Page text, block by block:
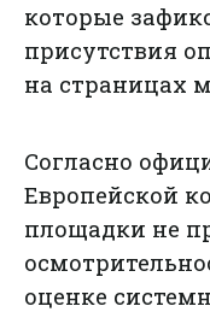
которые
присутствия
на страницах
Согласно
Европейской
площадки не
оценке